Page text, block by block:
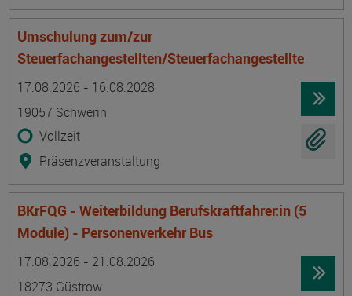
Umschulung zum/zur
Steuerfachangestellten/Steuerfachangestellte
17.08.2026 - 16.08.2028
19057 Schwerin
Vollzeit
Präsenzveranstaltung
BKrFQG - Weiterbildung Berufskraftfahrer:in (5
Module) - Personenverkehr Bus
17.08.2026 - 21.08.2026
18273 Güstrow